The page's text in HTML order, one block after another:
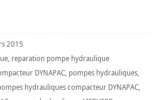
2015
, reparation pompe hydraulique
DYNAPAC, pompes hydrauliques,
hydrauliques compacteur DYNAPAC,